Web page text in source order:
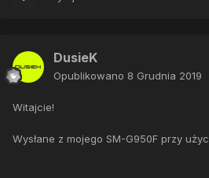
DusieK
Opublikowano 8 Grudnia 2019
Witajcie!
Wysłane z mojego SM-G950F przy